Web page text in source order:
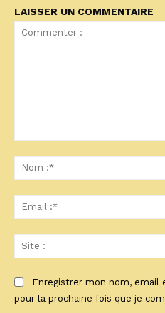
LAISSER UN COMMENTAIRE
Enregistrer mon nom, email
pour la prochaine fois que je